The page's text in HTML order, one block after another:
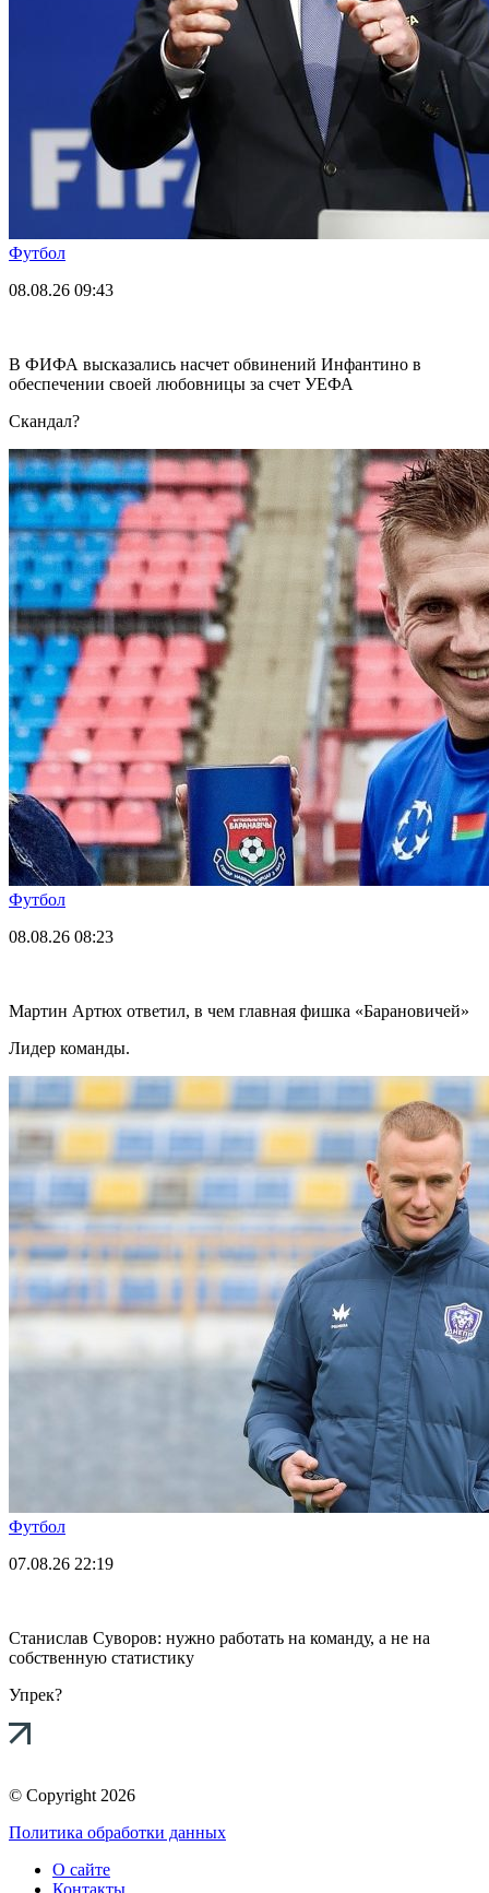
Футбол
08.08.26 09:43
В ФИФА высказались насчет обвинений Инфантино в
обеспечении своей любовницы за счет УЕФА
Скандал?
Футбол
08.08.26 08:23
Мартин Артюх ответил, в чем главная фишка «Барановичей»
Лидер команды.
Футбол
07.08.26 22:19
Станислав Суворов: нужно работать на команду, а не на
собственную статистику
Упрек?
© Copyright 2026
Политика обработки данных
О сайте
Контакты